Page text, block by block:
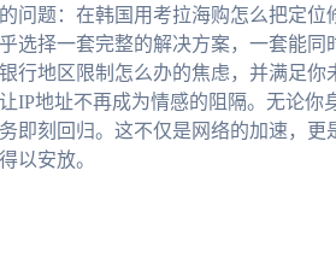
问题：在韩国用考拉海购怎么把定
选择一套完整的解决方案，一套能同
行地区限制怎么办的焦虑，并满足你
IP地址不再成为情感的阻隔。无论你
即刻回归。这不仅是网络的加速，
以安放。